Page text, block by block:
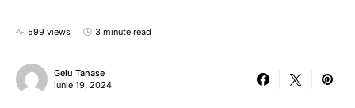
599 views 3 minute read
Gelu Tanase
iunie 19, 2024